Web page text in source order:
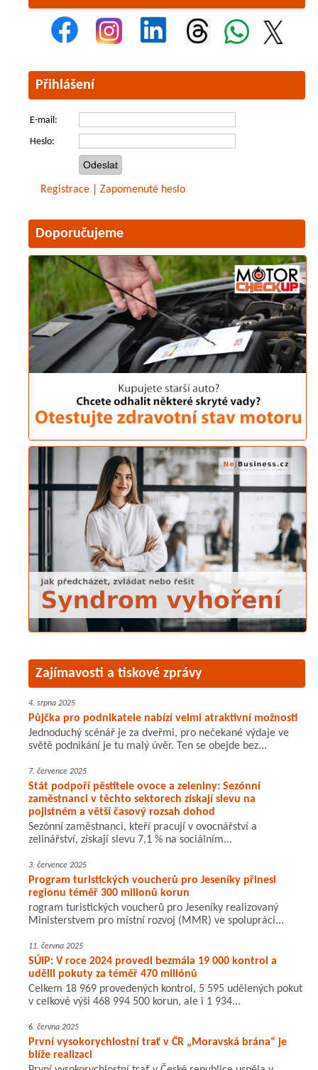
Přihlášení
E-mail:
Heslo:
Registrace Zapomenuté heslo
Doporučujeme
Zajímavosti a tiskové zprávy
4. srpna 2025
Půjčka pro podnikatele nabízí velmi atraktivní možnosti
Jednoduchý scénář je za dveřmi, pro nečekané výdaje ve
světě podnikání je tu malý úvěr. Ten se obejde bez...
7. července 2025
Stát podpoří pěstitele ovoce a zeleniny: Sezónní
zaměstnanci v těchto sektorech získají slevu na
pojistném a větší časový rozsah dohod
Sezónní zaměstnanci, kteří pracují v ovocnářství a
zelinářství, získají slevu 7,1 % na sociálním...
3. července 2025
Program turistických voucherů pro Jeseníky přinesl
regionu téměř 300 milionů korun
rogram turistických voucherů pro Jeseníky realizovaný
Ministerstvem pro místní rozvoj (MMR) ve spolupráci...
11. června 2025
SÚIP: V roce 2024 provedl bezmála 19 000 kontrol a
udělil pokuty za téměř 470 miliónů
Celkem 18 969 provedených kontrol, 5 595 udělených pokut
v celkové výši 468 994 500 korun, ale i 1 934...
6. června 2025
První vysokorychlostní trať v ČR „Moravská brána“ je
blíže realizaci